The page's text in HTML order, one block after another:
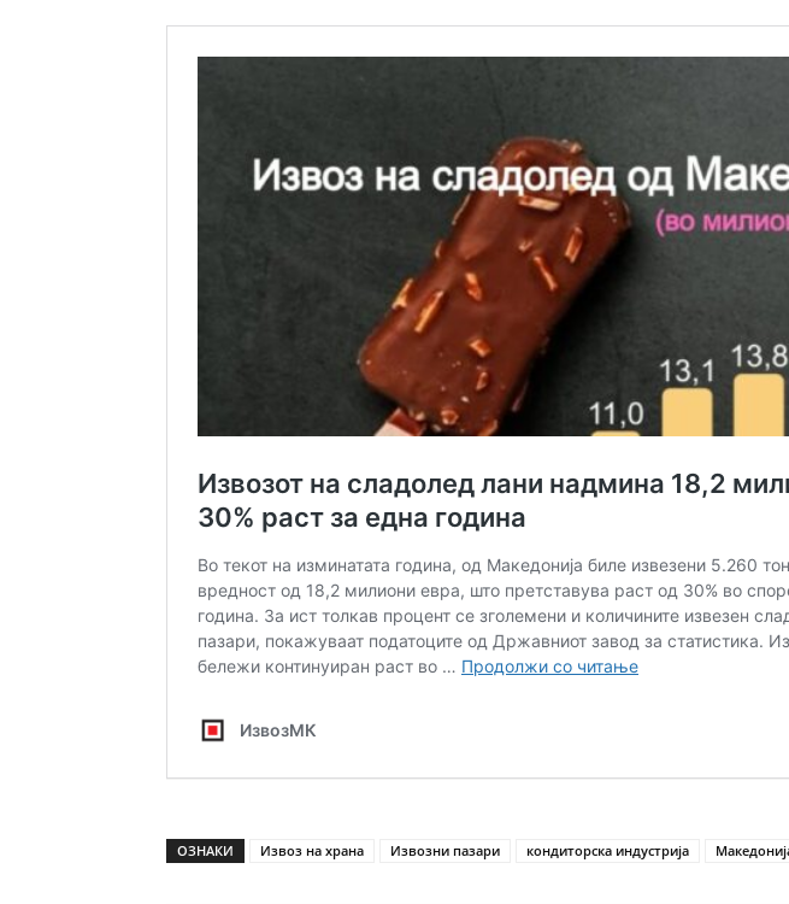
ОЗНАКИ Извоз на храна Извозни пазари кондиторска индустрија